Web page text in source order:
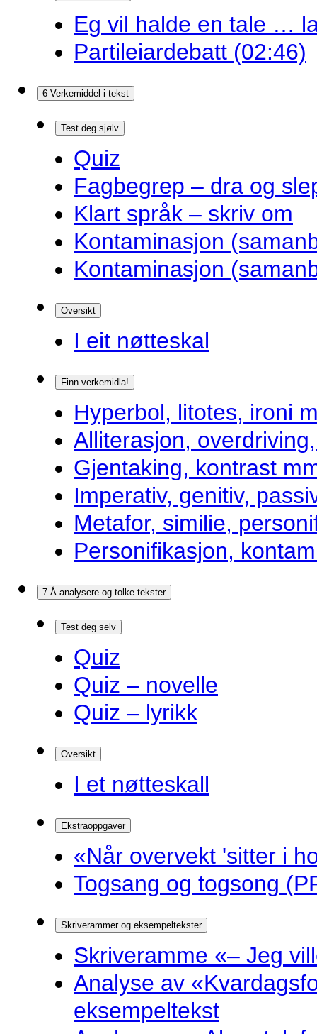
Eg vil halde en tale …
Partileiardebatt (02:46)
6 Verkemiddel i tekst
Test deg sjølv
Quiz
Fagbegrep – dra og
Klart språk – skriv om
Kontaminasjon
Kontaminasjon
Oversikt
I eit nøtteskal
Finn verkemidla!
Hyperbol, litotes, ironi
Alliterasjon,
Gjentaking, kontrast
Imperativ, genitiv,
Metafor, similie,
Personifikasjon,
7 Å analysere og tolke tekster
Test deg selv
Quiz
Quiz – novelle
Quiz – lyrikk
Oversikt
I et nøtteskall
Ekstraoppgaver
«Når overvekt 'sitter i
Togsang og togsong
Skriverammer og eksempeltekster
Skriveramme «– Jeg
Analyse av
eksempeltekst